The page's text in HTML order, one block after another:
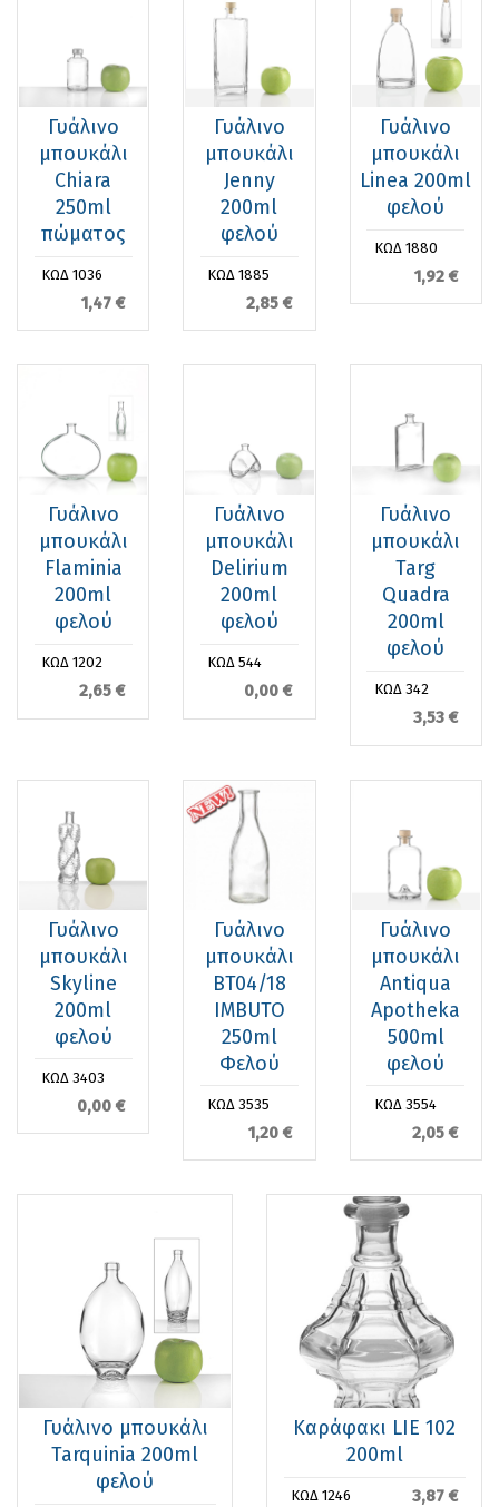
Γυάλινο
μπουκάλι
Chiara
250ml
πώματος
ΚΩΔ 1036
1,47 €
Γυάλινο
μπουκάλι
Jenny
200ml
φελού
ΚΩΔ 1885
2,85 €
Γυάλινο
μπουκάλι
Linea 200ml
φελού
ΚΩΔ 1880
1,92 €
Γυάλινο
μπουκάλι
Flaminia
200ml
φελού
ΚΩΔ 1202
2,65 €
Γυάλινο
μπουκάλι
Delirium
200ml
φελού
ΚΩΔ 544
0,00 €
Γυάλινο
μπουκάλι
Targ
Quadra
200ml
φελού
ΚΩΔ 342
3,53 €
Γυάλινο
μπουκάλι
Skyline
200ml
φελού
ΚΩΔ 3403
0,00 €
Γυάλινο
μπουκάλι
BT04/18
IMBUTO
250ml
Φελού
ΚΩΔ 3535
1,20 €
Γυάλινο
μπουκάλι
Antiqua
Apotheka
500ml
φελού
ΚΩΔ 3554
2,05 €
Γυάλινο μπουκάλι
Tarquinia 200ml
φελού
Καράφακι LIE 102
200ml
ΚΩΔ 1246 3,87 €